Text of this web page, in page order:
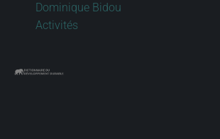
Dominique Bidou
Activités